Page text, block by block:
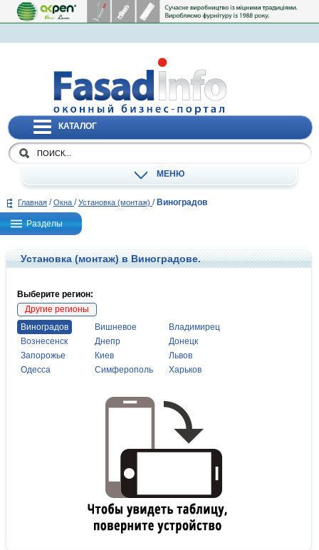
КАТАЛОГ
МЕНЮ
Главная / Окна / Установка (монтаж) / Виноградов
Разделы
Установка (монтаж) в Виноградове.
Выберите регион:
Другие регионы
Виноградов
Вишневое
Владимирец
Вознесенск
Днепр
Донецк
Запорожье
Киев
Львов
Одесса
Симферополь Харьков